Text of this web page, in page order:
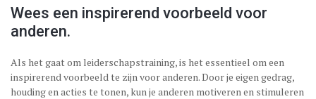
Wees een inspirerend voorbeeld voor
anderen.
Als het gaat om leiderschapstraining, is het essentieel om een
inspirerend voorbeeld te zijn voor anderen. Door je eigen gedrag,
houding en acties te tonen, kun je anderen motiveren en stimuleren